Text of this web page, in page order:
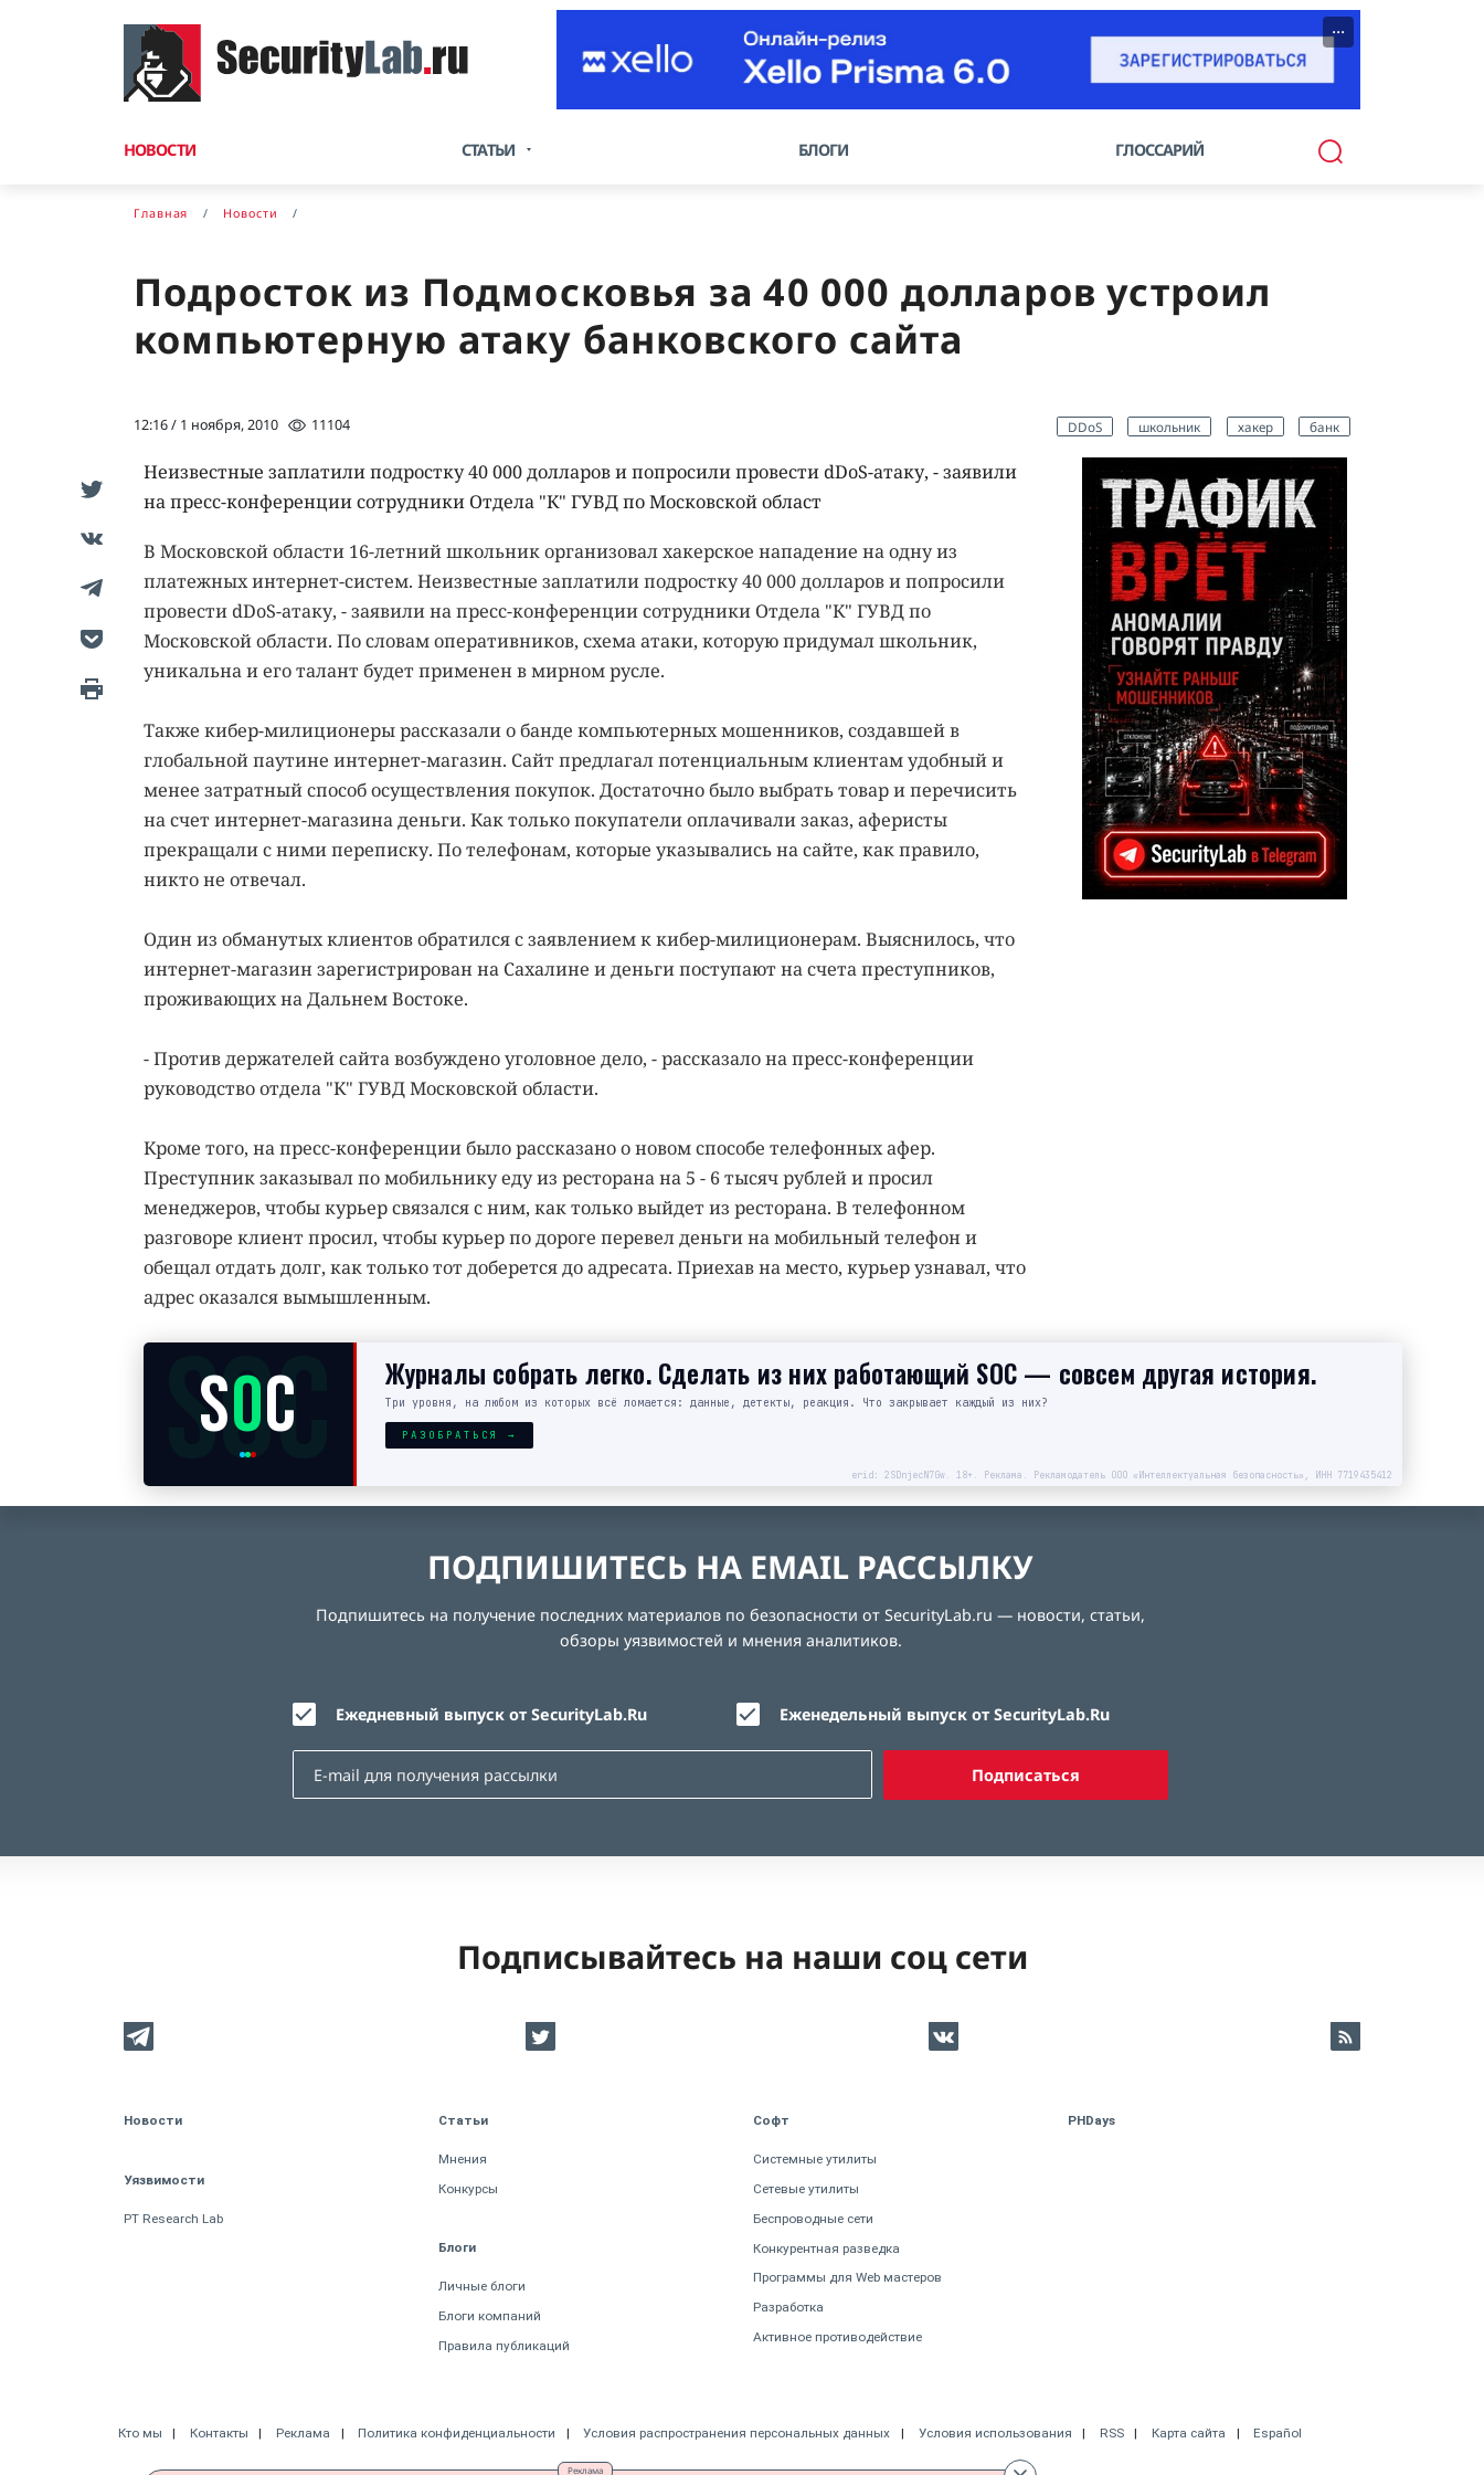
···
НОВОСТИ СТАТЬИ БЛОГИ ГЛОССАРИЙ
Реклама
Главная Новости
Подросток из Подмосковья за 40 000 долларов устроил
компьютерную атаку банковского сайта
12:16 / 1 ноября, 2010 11104 DDoS школьник хакер банк
Неизвестные заплатили подростку 40 000 долларов и попросили провести dDoS-атаку, - заявили
на пресс-конференции сотрудники Отдела "К" ГУВД по Московской област
В Московской области 16-летний школьник организовал хакерское нападение на одну из
платежных интернет-систем. Неизвестные заплатили подростку 40 000 долларов и попросили
провести dDoS-атаку, - заявили на пресс-конференции сотрудники Отдела "К" ГУВД по
Московской области. По словам оперативников, схема атаки, которую придумал школьник,
уникальна и его талант будет применен в мирном русле.
Также кибер-милиционеры рассказали о банде компьютерных мошенников, создавшей в
глобальной паутине интернет-магазин. Сайт предлагал потенциальным клиентам удобный и
менее затратный способ осуществления покупок. Достаточно было выбрать товар и перечисить
на счет интернет-магазина деньги. Как только покупатели оплачивали заказ, аферисты
прекращали с ними переписку. По телефонам, которые указывались на сайте, как правило,
никто не отвечал.
Один из обманутых клиентов обратился с заявлением к кибер-милиционерам. Выяснилось, что
интернет-магазин зарегистрирован на Сахалине и деньги поступают на счета преступников,
проживающих на Дальнем Востоке.
- Против держателей сайта возбуждено уголовное дело, - рассказало на пресс-конференции
руководство отдела "К" ГУВД Московской области.
Кроме того, на пресс-конференции было рассказано о новом способе телефонных афер.
Преступник заказывал по мобильнику еду из ресторана на 5 - 6 тысяч рублей и просил
менеджеров, чтобы курьер связался с ним, как только выйдет из ресторана. В телефонном
разговоре клиент просил, чтобы курьер по дороге перевел деньги на мобильный телефон и
обещал отдать долг, как только тот доберется до адресата. Приехав на место, курьер узнавал, что
адрес оказался вымышленным.
SOC
SOC Журналы собрать легко. Сделать из них работающий SOC — совсем другая история.
Три уровня, на любом из которых всё ломается: данные, детекты, реакция. Что закрывает каждый из них?
РАЗОБРАТЬСЯ →
erid: 2SDnjecN7Gw. 18+. Реклама. Рекламодатель ООО «Интеллектуальная безопасность», ИНН 7719435412
ПОДПИШИТЕСЬ НА EMAIL РАССЫЛКУ
Подпишитесь на получение последних материалов по безопасности от SecurityLab.ru — новости, статьи,
обзоры уязвимостей и мнения аналитиков.
Ежедневный выпуск от SecurityLab.Ru Еженедельный выпуск от SecurityLab.Ru
Подписаться
Подписывайтесь на наши соц сети
Новости
Уязвимости
PT Research Lab
Статьи
Мнения
Конкурсы
Блоги
Личные блоги
Блоги компаний
Правила публикаций
Софт
Системные утилиты
Сетевые утилиты
Беспроводные сети
Конкурентная разведка
Программы для Web мастеров
Разработка
Активное противодействие
PHDays
Кто мы Контакты Реклама Политика конфиденциальности Условия распространения персональных данных Условия использования RSS Карта сайта Español